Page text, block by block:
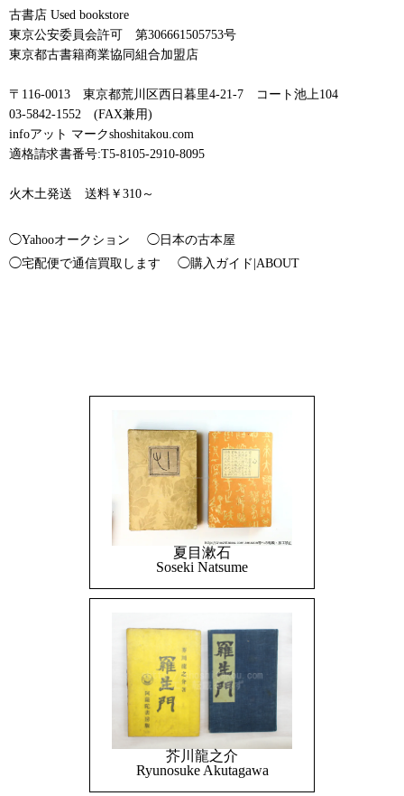
古書店 Used bookstore
東京公安委員会許可 第306661505753号
東京都古書籍商業協同組合加盟店
〒116-0013 東京都荒川区西日暮里4-21-7 コート池上104
03-5842-1552 (FAX兼用)
infoアット マークshoshitakou.com
適格請求書番号:T5-8105-2910-8095
火木土発送 送料￥310～
◯Yahooオークション
◯日本の古本屋
◯宅配便で通信買取します
◯購入ガイド|ABOUT
夏目漱石
Soseki Natsume
芥川龍之介
Ryunosuke Akutagawa